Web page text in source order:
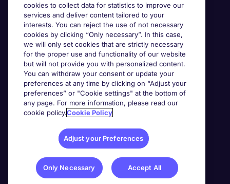
cookies to collect data for statistics to improve our
services and deliver content tailored to your
interests. You can reject the use of not necessary
cookies by clicking “Only necessary”. In this case,
we will only set cookies that are strictly necessary
for the proper use and functionality of our website
but will not provide you with personalized content.
You can withdraw your consent or update your
preferences at any time by clicking on “Adjust your
preferences” or "Cookie settings" at the bottom of
any page. For more information, please read our
cookie policy.Cookie Policy
Adjust your Preferences
Only Necessary Accept All